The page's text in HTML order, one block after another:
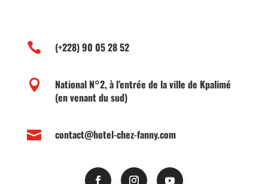
 (+228) 90 05 28 52

National N°2, à l’entrée de la ville de Kpalimé
(en venant du sud)
 contact@hotel-chez-fanny.com